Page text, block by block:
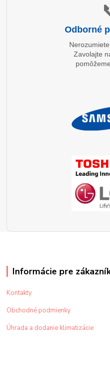
Odborné
Zavolajte
Informácie pre
Kontakty
Obchodné podmienky
Úhrada a dodanie klimatizácie